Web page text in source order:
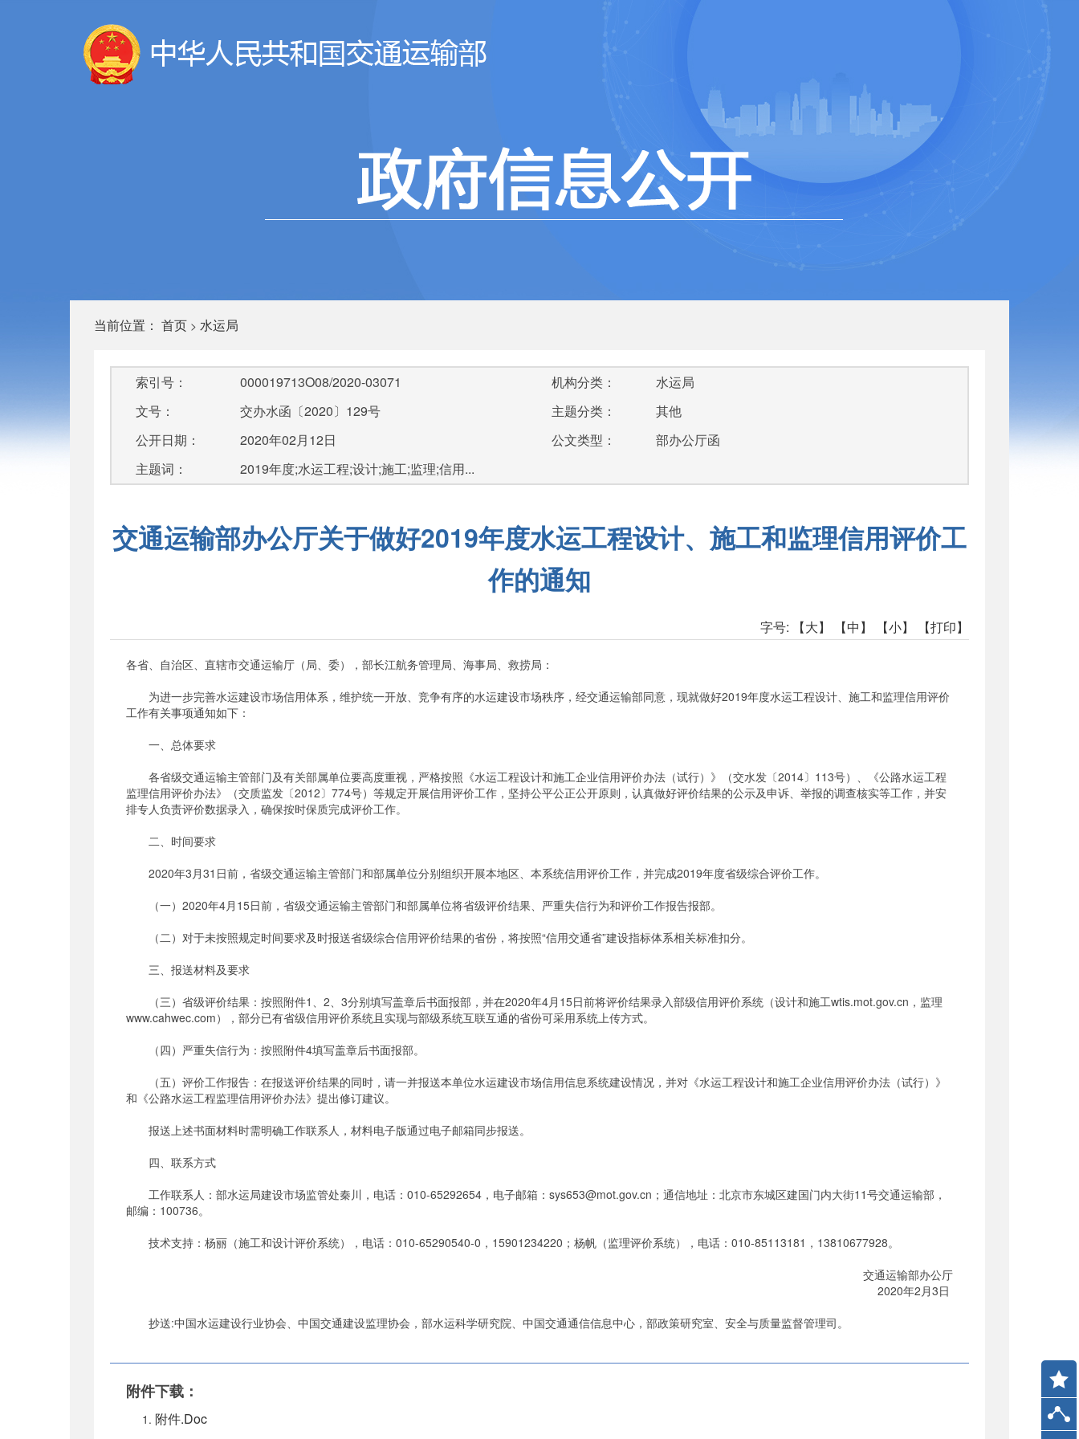
当前位置： 首页 > 水运局
索引号：
000019713O08/2020-03071
文号：
交办水函〔2020〕129号
公开日期：
2020年02月12日
主题词：
2019年度;水运工程;设计;施工;监理;信用...
机构分类：
水运局
主题分类：
其他
公文类型：
部办公厅函
交通运输部办公厅关于做好2019年度水运工程设计、施工和监理信用评价工
作的通知
字号: 【大】 【中】 【小】 【打印】
各省、自治区、直辖市交通运输厅（局、委），部长江航务管理局、海事局、救捞局：
为进一步完善水运建设市场信用体系，维护统一开放、竞争有序的水运建设市场秩序，经交通运输部同意，现就做好2019年度水运工程设计、施工和监理信用评价
工作有关事项通知如下：
一、总体要求
各省级交通运输主管部门及有关部属单位要高度重视，严格按照《水运工程设计和施工企业信用评价办法（试行）》（交水发〔2014〕113号）、《公路水运工程
监理信用评价办法》（交质监发〔2012〕774号）等规定开展信用评价工作，坚持公平公正公开原则，认真做好评价结果的公示及申诉、举报的调查核实等工作，并安
排专人负责评价数据录入，确保按时保质完成评价工作。
二、时间要求
2020年3月31日前，省级交通运输主管部门和部属单位分别组织开展本地区、本系统信用评价工作，并完成2019年度省级综合评价工作。
（一）2020年4月15日前，省级交通运输主管部门和部属单位将省级评价结果、严重失信行为和评价工作报告报部。
（二）对于未按照规定时间要求及时报送省级综合信用评价结果的省份，将按照“信用交通省”建设指标体系相关标准扣分。
三、报送材料及要求
（三）省级评价结果：按照附件1、2、3分别填写盖章后书面报部，并在2020年4月15日前将评价结果录入部级信用评价系统（设计和施工wtis.mot.gov.cn，监理
www.cahwec.com），部分已有省级信用评价系统且实现与部级系统互联互通的省份可采用系统上传方式。
（四）严重失信行为：按照附件4填写盖章后书面报部。
（五）评价工作报告：在报送评价结果的同时，请一并报送本单位水运建设市场信用信息系统建设情况，并对《水运工程设计和施工企业信用评价办法（试行）》
和《公路水运工程监理信用评价办法》提出修订建议。
报送上述书面材料时需明确工作联系人，材料电子版通过电子邮箱同步报送。
四、联系方式
工作联系人：部水运局建设市场监管处秦川，电话：010-65292654，电子邮箱：sys653@mot.gov.cn；通信地址：北京市东城区建国门内大街11号交通运输部，
邮编：100736。
技术支持：杨丽（施工和设计评价系统），电话：010-65290540-0，15901234220；杨帆（监理评价系统），电话：010-85113181，13810677928。
交通运输部办公厅
2020年2月3日
抄送:中国水运建设行业协会、中国交通建设监理协会，部水运科学研究院、中国交通通信信息中心，部政策研究室、安全与质量监督管理司。
附件下载：
附件.Doc